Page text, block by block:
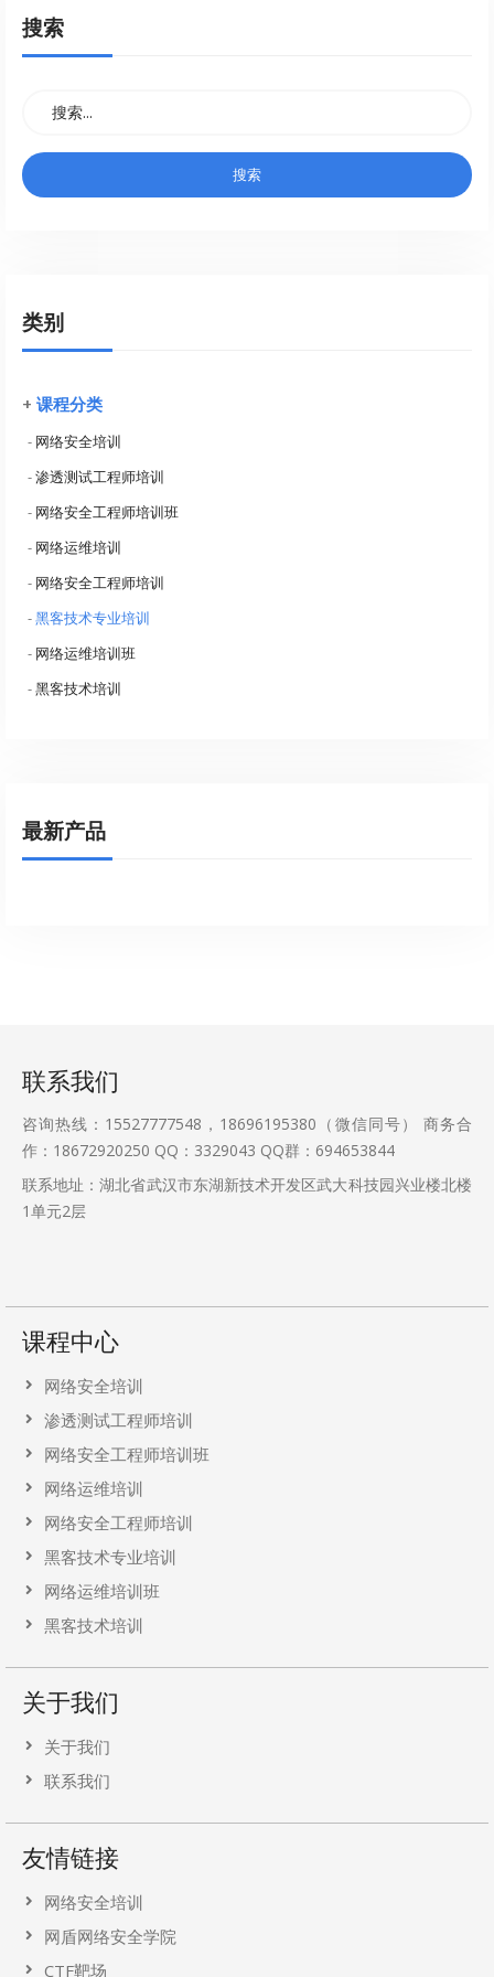
搜索
类别
+ 课程分类
- 网络安全培训
-渗透测试工程师培训
- 网络安全工程师培训班
- 网络运维培训
- 网络安全工程师培训
-黑客技术专业培训
- 网络运维培训班
-黑客技术培训
最新产品
联系我们
咨询热线：15527777548，18696195380（微信同号） 商务合
作：18672920250 QQ：3329043 QQ群：694653844
联系地址：湖北省武汉市东湖新技术开发区武大科技园兴业楼北楼
1单元2层
课程中心
网络安全培训
渗透测试工程师培训
网络安全工程师培训班
网络运维培训
网络安全工程师培训
黑客技术专业培训
网络运维培训班
黑客技术培训
关于我们
关于我们
联系我们
友情链接
网络安全培训
网盾网络安全学院
CTF靶场